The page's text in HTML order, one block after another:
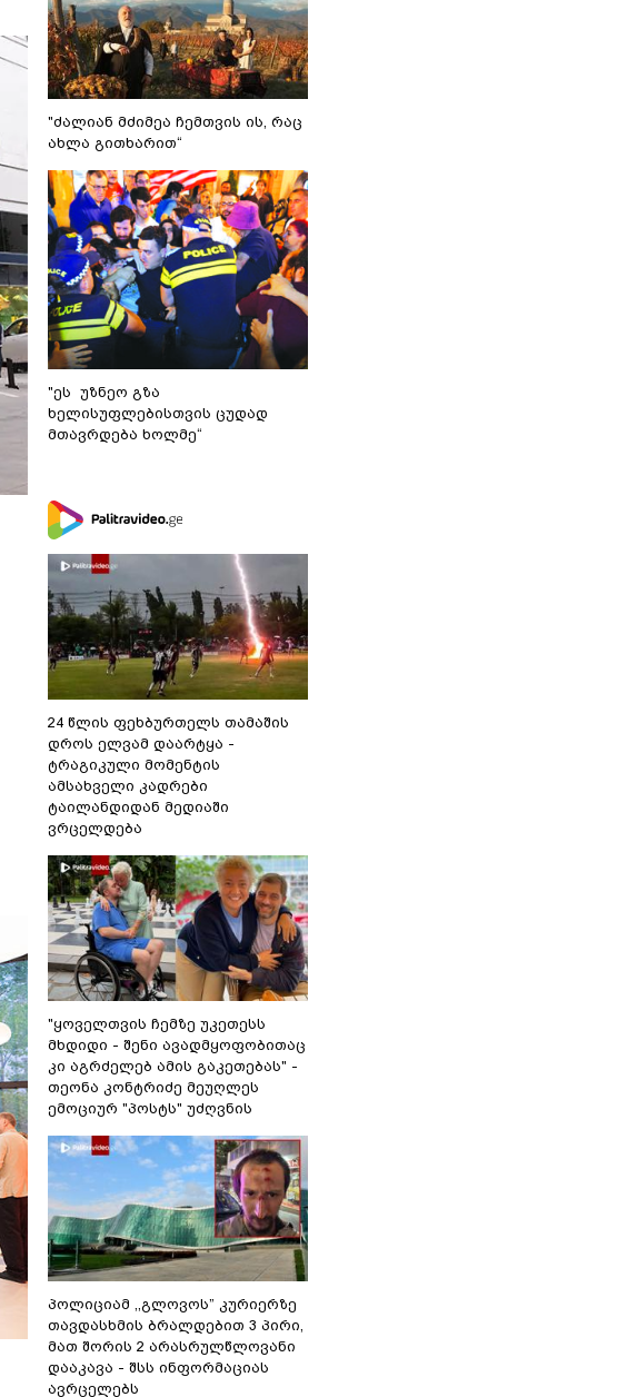
"ძალიან მძიმეა ჩემთვის ის, რაც
ახლა გითხარით“
"ეს უზნეო გზა
ხელისუფლებისთვის ცუდად
მთავრდება ხოლმე“
24 წლის ფეხბურთელს თამაშის
დროს ელვამ დაარტყა -
ტრაგიკული მომენტის
ამსახველი კადრები
ტაილანდიდან მედიაში
ვრცელდება
"ყოველთვის ჩემზე უკეთესს
მხდიდი - შენი ავადმყოფობითაც
კი აგრძელებ ამის გაკეთებას" -
თეონა კონტრიძე მეუღლეს
ემოციურ "პოსტს" უძღვნის
პოლიციამ ,,გლოვოს” კურიერზე
თავდასხმის ბრალდებით 3 პირი,
მათ შორის 2 არასრულწლოვანი
დააკავა - შსს ინფორმაციას
ავრცელებს